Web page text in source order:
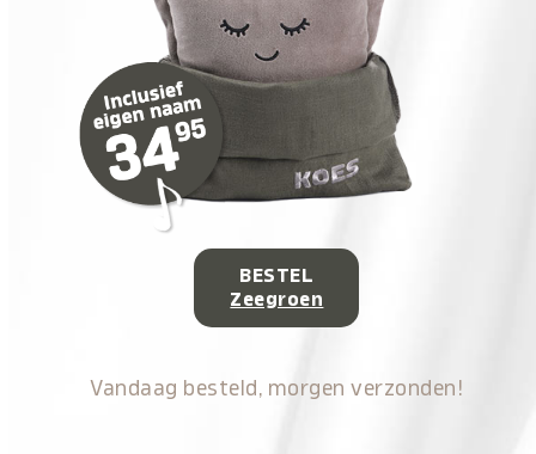
BESTEL
Zeegroen
Vandaag besteld, morgen verzonden!